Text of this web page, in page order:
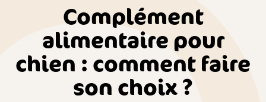
Complément
alimentaire pour
chien : comment faire
son choix ?